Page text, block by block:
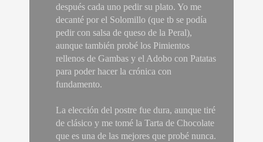
después cada uno pedir su plato. Yo me
decanté por el Solomillo (que tb se podía
pedir con salsa de queso de la Peral),
aunque también probé los Pimientos
rellenos de Gambas y el Adobo con Patatas
para poder hacer la crónica con
fundamento.
La elección del postre fue dura, aunque tiré
de clásico y me tomé la Tarta de Chocolate
que es una de las mejores que probé nunca.